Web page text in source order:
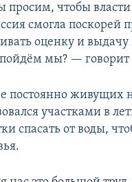
чтобы власти
смогла поскорей
оценку и
мы? — говорит
постоянно живущих
участками в
спасать от воды,